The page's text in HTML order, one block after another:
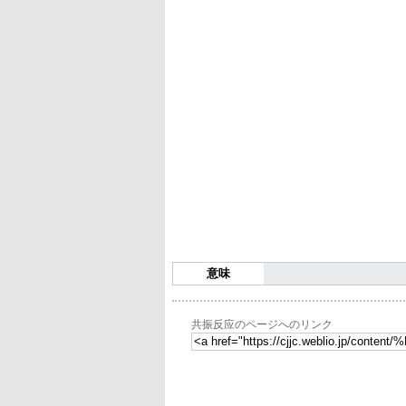
意味
共振反应のページへのリンク